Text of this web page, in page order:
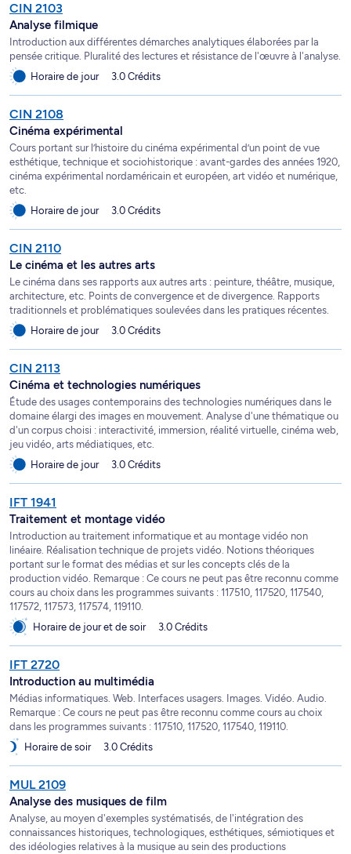
CIN 2103
Analyse filmique
Introduction aux différentes démarches analytiques élaborées par la
pensée critique. Pluralité des lectures et résistance de l'œuvre à l'analyse.
Horaire de jour
3.0 Crédits
CIN 2108
Cinéma expérimental
Cours portant sur l’histoire du cinéma expérimental d’un point de vue
esthétique, technique et sociohistorique : avant-gardes des années 1920,
cinéma expérimental nordaméricain et européen, art vidéo et numérique,
etc.
Horaire de jour
3.0 Crédits
CIN 2110
Le cinéma et les autres arts
Le cinéma dans ses rapports aux autres arts : peinture, théâtre, musique,
architecture, etc. Points de convergence et de divergence. Rapports
traditionnels et problématiques soulevées dans les pratiques récentes.
Horaire de jour
3.0 Crédits
CIN 2113
Cinéma et technologies numériques
Étude des usages contemporains des technologies numériques dans le
domaine élargi des images en mouvement. Analyse d'une thématique ou
d'un corpus choisi : interactivité, immersion, réalité virtuelle, cinéma web,
jeu vidéo, arts médiatiques, etc.
Horaire de jour
3.0 Crédits
IFT 1941
Traitement et montage vidéo
Introduction au traitement informatique et au montage vidéo non
linéaire. Réalisation technique de projets vidéo. Notions théoriques
portant sur le format des médias et sur les concepts clés de la
production vidéo. Remarque : Ce cours ne peut pas être reconnu comme
cours au choix dans les programmes suivants : 117510, 117520, 117540,
117572, 117573, 117574, 119110.
Horaire de jour et de soir
3.0 Crédits
IFT 2720
Introduction au multimédia
Médias informatiques. Web. Interfaces usagers. Images. Vidéo. Audio.
Remarque : Ce cours ne peut pas être reconnu comme cours au choix
dans les programmes suivants : 117510, 117520, 117540, 119110.
Horaire de soir
3.0 Crédits
MUL 2109
Analyse des musiques de film
Analyse, au moyen d'exemples systématisés, de l'intégration des
connaissances historiques, technologiques, esthétiques, sémiotiques et
des idéologies relatives à la musique au sein des productions